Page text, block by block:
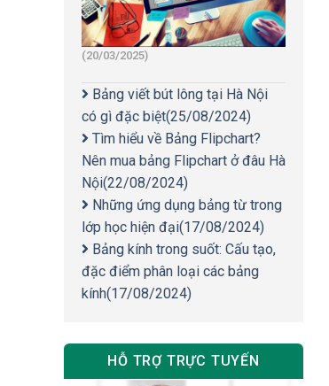
(20/03/2025)
Bảng viết bút lông tại Hà Nội
có gì đặc biệt(25/08/2024)
Tìm hiểu về Bảng Flipchart?
Nên mua bảng Flipchart ở đâu Hà
Nội(22/08/2024)
Những ứng dụng bảng từ trong
lớp học hiện đại(17/08/2024)
Bảng kính trong suốt: Cấu tạo,
đặc điểm phân loại các bảng
kính(17/08/2024)
HỖ TRỢ TRỰC TUYẾN